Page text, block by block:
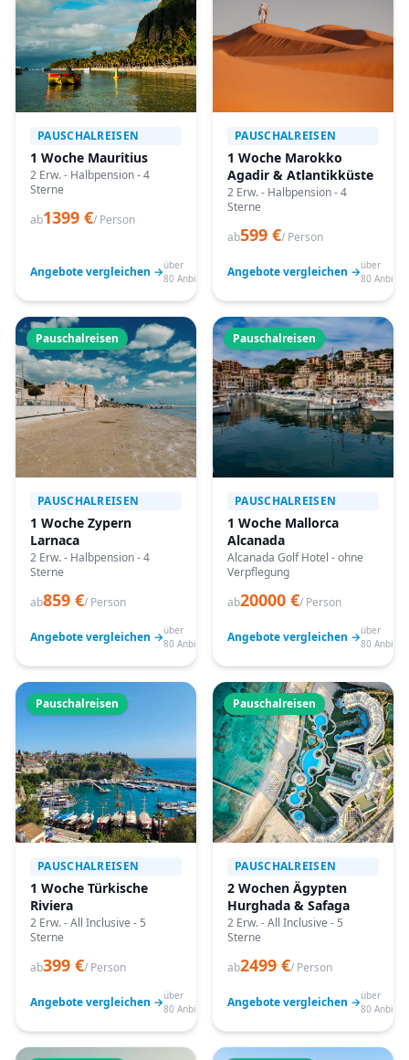
PAUSCHALREISEN
1 Woche Mauritius
2 Erw. - Halbpension - 4
Sterne
ab1399 €/ Person
Angebote vergleichen →über
80 Anbieter
PAUSCHALREISEN
1 Woche Marokko
Agadir & Atlantikküste
2 Erw. - Halbpension - 4
Sterne
ab599 €/ Person
Angebote vergleichen →über
80
Pauschalreisen
PAUSCHALREISEN
1 Woche Zypern
Larnaca
2 Erw. - Halbpension - 4
Sterne
ab859 €/ Person
Angebote vergleichen →über
80 Anbieter
Pauschalreisen
PAUSCHALREISEN
1 Woche Mallorca
Alcanada
Alcanada Golf Hotel - ohne
Verpflegung
ab20000 €/ Person
Angebote vergleichen →über
80
Pauschalreisen
PAUSCHALREISEN
1 Woche Türkische
Riviera
2 Erw. - All Inclusive - 5
Sterne
ab399 €/ Person
Angebote vergleichen →über
80 Anbieter
Pauschalreisen
PAUSCHALREISEN
2 Wochen Ägypten
Hurghada & Safaga
2 Erw. - All Inclusive - 5
Sterne
ab2499 €/ Person
Angebote vergleichen →über
80